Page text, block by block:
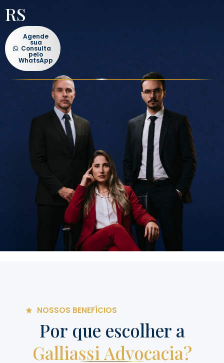
RS
Agende
sua
Consulta
pelo
WhatsApp
NOSSOS BENEFÍCIOS
Por que escolher a
Galliassi Advocacia?